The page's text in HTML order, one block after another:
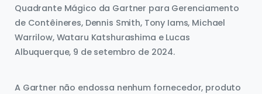
Quadrante Mágico da Gartner para Gerenciamento
de Contêineres, Dennis Smith, Tony Iams, Michael
Warrilow, Wataru Katshurashima e Lucas
Albuquerque, 9 de setembro de 2024.
A Gartner não endossa nenhum fornecedor, produto